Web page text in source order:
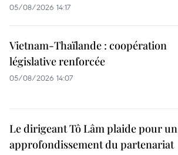
05/08/2026 14:17
Vietnam-Thaïlande : coopération
législative renforcée
05/08/2026 14:07
Le dirigeant Tô Lâm plaide pour un
approfondissement du partenariat